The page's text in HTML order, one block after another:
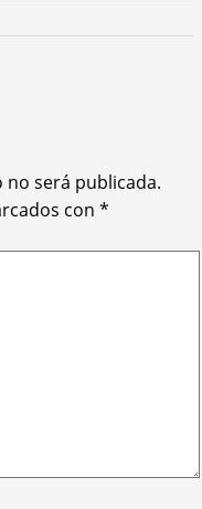
será publicada.
con *